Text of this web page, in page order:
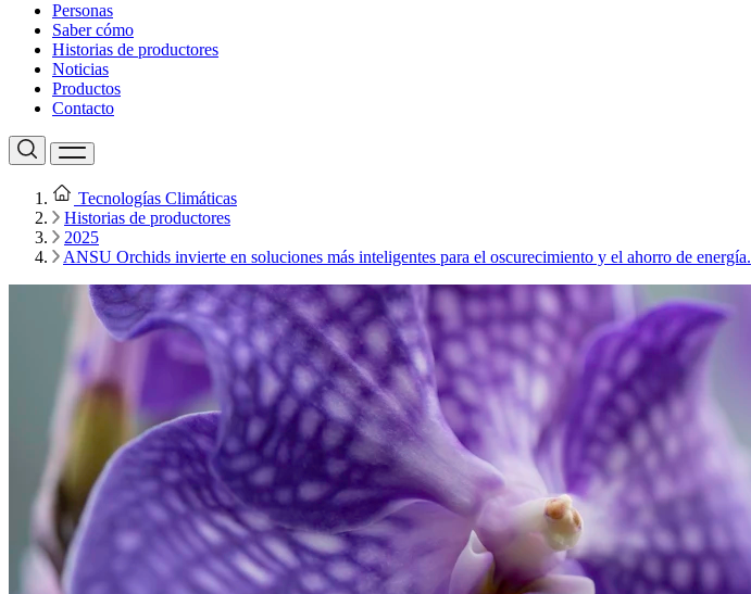
Personas
Saber cómo
Historias de productores
Noticias
Productos
Contacto
Tecnologías Climáticas
Historias de productores
2025
ANSU Orchids invierte en soluciones más inteligentes para el oscurecimiento y el ahorro de energía.